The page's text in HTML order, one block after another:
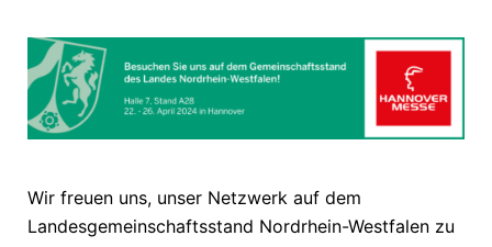
Wir freuen uns, unser Netzwerk auf dem
Landesgemeinschaftsstand Nordrhein-Westfalen zu